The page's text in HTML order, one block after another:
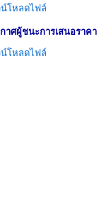
โหลดไฟล์
าศผู้ชนะการเสนอราค
โหลดไฟล์